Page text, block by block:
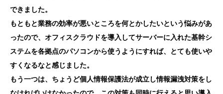
できました。
もともと業務の効率が悪いところを何とかしたいという悩みがあ
ったので、オフィスクラウドを導入してサーバーに入れた基幹シ
ステムを各拠点のパソコンから使うようにすれば、とても使いや
すくなるなと感じました。
もう一つは、ちょうど個人情報保護法が成立し情報漏洩対策をし